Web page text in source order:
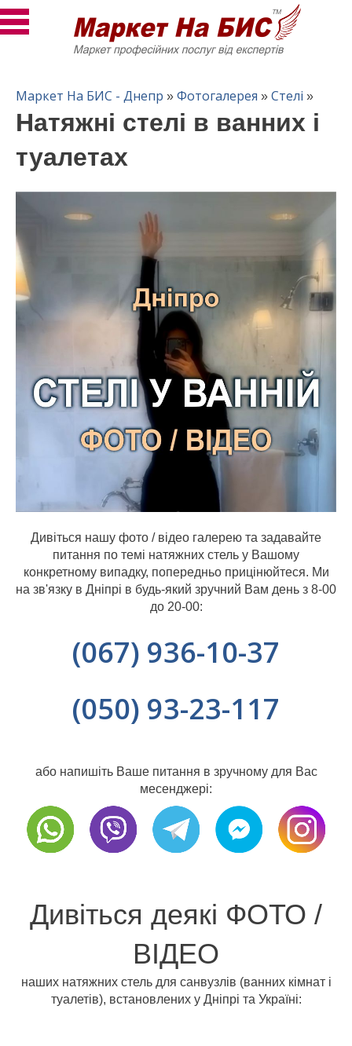
Маркет На БИС - Днепр » Фотогалерея » Стелі »
Натяжні стелі в ванних і
туалетах
Дивіться нашу фото / відео галерею та задавайте
питання по темі натяжних стель у Вашому
конкретному випадку, попередньо прицінюйтеся. Ми
на зв'язку в Дніпрі в будь-який зручний Вам день з 8-00
до 20-00:
(067) 936-10-37
(050) 93-23-117
або напишіть Ваше питання в зручному для Вас
месенджері:
Дивіться деякі ФОТО /
ВІДЕО
наших натяжних стель для санвузлів (ванних кімнат і
туалетів), встановлених у Дніпрі та Україні: